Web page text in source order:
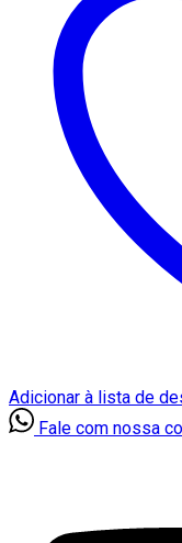
Adicionar à lista de
Fale com nossa